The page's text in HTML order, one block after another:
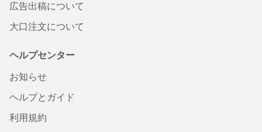
広告出稿について
大口注文について
ヘルプセンター
お知らせ
ヘルプとガイド
利用規約